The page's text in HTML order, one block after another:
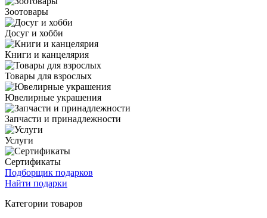
Зоотовары
Досуг и хобби
Книги и канцелярия
Товары для взрослых
Ювелирные украшения
Запчасти и принадлежности
Услуги
Сертификаты
Подборщик подарков
Найти подарки
Категории товаров